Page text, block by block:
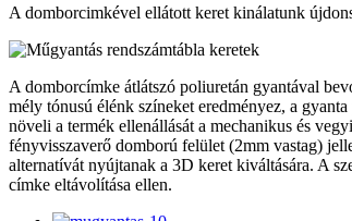
A domborcimkével ellátott keret kinálatunk
A domborcímke átlátszó poliuretán gyantával
mély tónusú élénk színeket eredményez, a
növeli a termék ellenállását a mechanikus és
fényvisszaverő domború felület (2mm vastag)
alternatívát nyújtanak a 3D keret kiváltására. A
címke eltávolítása ellen.